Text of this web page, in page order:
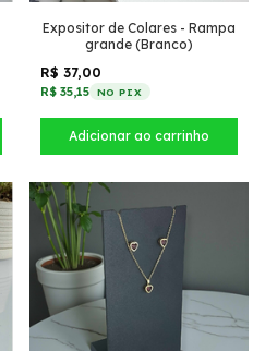
Expositor de Colares - Rampa
grande (Branco)
R$ 37,00
R$ 35,15 NO PIX